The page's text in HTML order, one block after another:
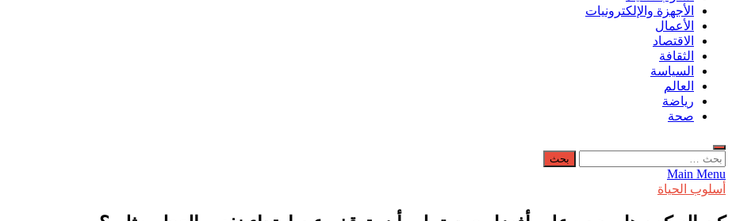
الأجهزة والإلكترونيات
الأعمال
الاقتصاد
الثقافة
السياسة
العالم
رياضة
صحة
البحث
عن:
Main Menu
أسلوب الحياة